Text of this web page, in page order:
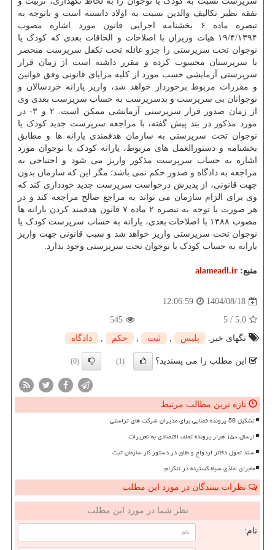
نفقه نظیر تکالیف والدین نسبت به اولاد دانسته است و باتوجه به
تبصره ماده ۶ بخشنامه اجرایی قانون مورد اشاره مصوب
۱۹/۴/۱۳۹۴ هیات وزیران با اصلاحات و الحاقات بعدی که کودک یا
نوجوان تحت سرپرستی را جزو عائله تحت تکفل سرپرست منحصر
یا سرپرستان محسوب کرده و مقرر داشته است از زمان قرار
سرپرستی آزمایشی حسب مورد از کلیه مزایای قانونی وفق قوانین
و مقررات مربوط برخوردار خواهد شد، واریز یارانه خردسالان و
نوجوانان بی سرپرست و بدسرپرست به حساب سرپرست بعدی وی
از زمان صدور قرار سرپرستی آزمایشی ممکن است. ۲ و ۳- در
مورد مذکور در بند پیش گفته، با مراجعه سرپرست جدید کودک یا
نوجوان تحت سرپرستی به سازمان هدفمندی یارانه ها و مطابق
بخشنامه و دستورالعمل های مربوط، یارانه کودک یا نوجوان مورد
اشاره به حساب سرپرست مذکور واریز می شود و احتیاجی به
مراجعه به دادگاه و صدور حکم نمی باشد؛ مگر این که سازمان بدون
جهت قانونی، از پذیرش درخواست سرپرست جدید خودداری کند که
وی برای الزام سازمان می تواند به مراجع صالح مراجعه کند و در
هر صورت با توجه به تبصره ۲ ماده ۷ قانون هدفمند کردن یارانه ها
مصوب ۱۳۸۸ با اصلاحات بعدی، یارانه به حساب سرپرست کودک یا
نوجوان تحت سرپرستی واریز خواهد شد و سبب قانونی جهت واریز
یارانه به حساب کودک یا نوجوان تحت سرپرستی وجود ندارد.
منبع: alameadl.ir
1404/08/18
12:06:59
5.0
/
5
545
تگهای خبر:
پلیس , ثبت , حكم , دادگاه
این مطلب را می پسندید؟ (1)
(0)
تازه ترین مطالب مرتبط
تشکیل 59 پرونده قضایی برای مدیران شرکت های تراستی
ارسال ۱۵۰ هزار پرونده تخلف اقتصادی به تعزیرات
سند تحول دفاتر ازدواج و طلاق در دستور کار سازمان ثبت
ماجرای اخاذی سیاه گسترده در تلگرام
نظرات بینندگان در مورد این مطلب
نظر شما در مورد این مطلب
نام: